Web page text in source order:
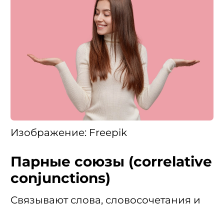
Изображение: Freepik
Парные союзы (correlative
conjunctions)
Связывают слова, словосочетания и